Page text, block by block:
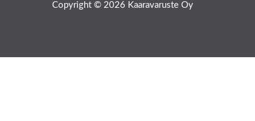
Copyright © 2026 Kaaravaruste Oy